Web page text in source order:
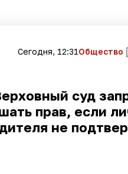
Сегодня, 12:31Общество
суд
прав, если
не